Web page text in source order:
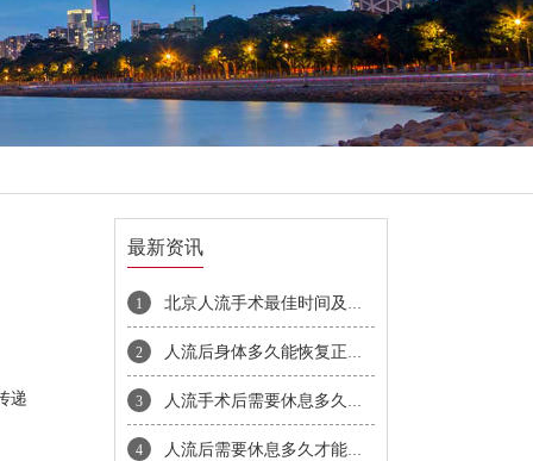
递
最新资讯
1 北京人流手术最佳时间及无痛人流费用明细全面解析
2 人流后身体多久能恢复正常需要注意哪些事项
3 人流手术后需要休息多久才能上班
4 人流后需要休息多久才能恢复